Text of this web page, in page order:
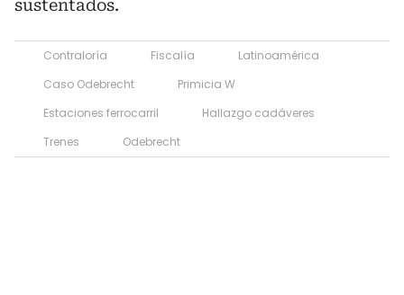
sustentados.
Contraloría Fiscalía
Latinoamérica
Caso Odebrecht
Primicia W
Estaciones ferrocarril
Hallazgo cadáveres
Trenes
Odebrecht